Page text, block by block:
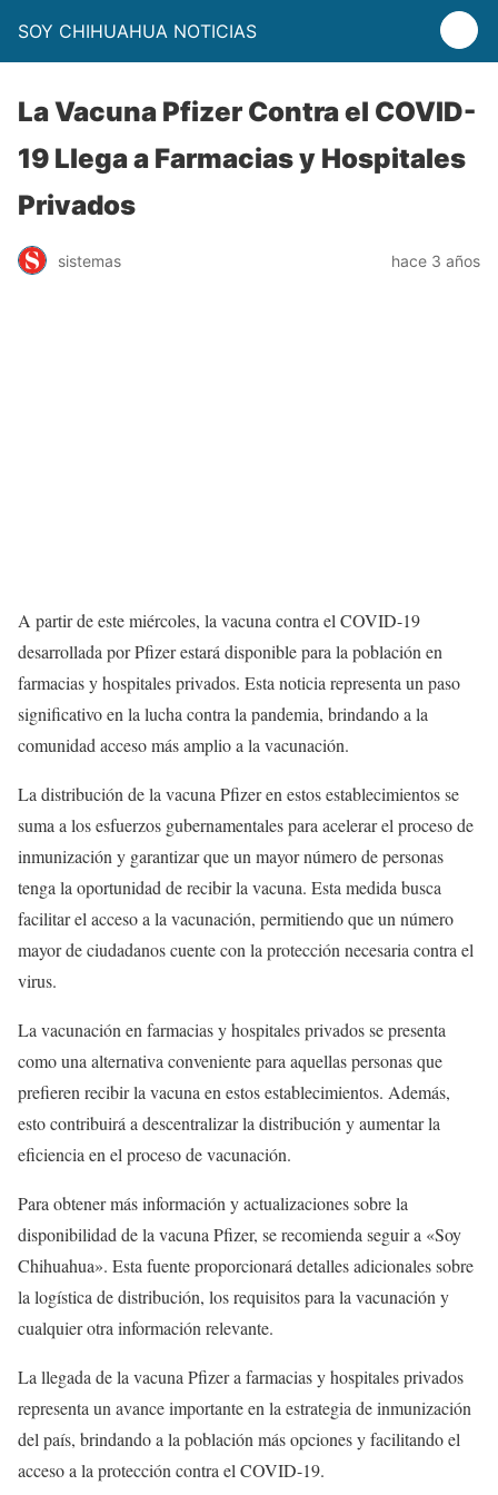
SOY CHIHUAHUA NOTICIAS
La Vacuna Pfizer Contra el COVID-
19 Llega a Farmacias y Hospitales
Privados
sistemas hace 3 años
A partir de este miércoles, la vacuna contra el COVID-19
desarrollada por Pfizer estará disponible para la población en
farmacias y hospitales privados. Esta noticia representa un paso
significativo en la lucha contra la pandemia, brindando a la
comunidad acceso más amplio a la vacunación.
La distribución de la vacuna Pfizer en estos establecimientos se
suma a los esfuerzos gubernamentales para acelerar el proceso de
inmunización y garantizar que un mayor número de personas
tenga la oportunidad de recibir la vacuna. Esta medida busca
facilitar el acceso a la vacunación, permitiendo que un número
mayor de ciudadanos cuente con la protección necesaria contra el
virus.
La vacunación en farmacias y hospitales privados se presenta
como una alternativa conveniente para aquellas personas que
prefieren recibir la vacuna en estos establecimientos. Además,
esto contribuirá a descentralizar la distribución y aumentar la
eficiencia en el proceso de vacunación.
Para obtener más información y actualizaciones sobre la
disponibilidad de la vacuna Pfizer, se recomienda seguir a «Soy
Chihuahua». Esta fuente proporcionará detalles adicionales sobre
la logística de distribución, los requisitos para la vacunación y
cualquier otra información relevante.
La llegada de la vacuna Pfizer a farmacias y hospitales privados
representa un avance importante en la estrategia de inmunización
del país, brindando a la población más opciones y facilitando el
acceso a la protección contra el COVID-19.